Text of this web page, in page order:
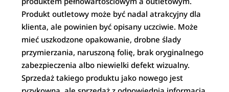
Produkt outletowy może być nadal atrakcyjny dla
klienta, ale powinien być opisany uczciwie. Może
mieć uszkodzone opakowanie, drobne ślady
przymierzania, naruszoną folię, brak oryginalnego
zabezpieczenia albo niewielki defekt wizualny.
Sprzedaż takiego produktu jako nowego jest